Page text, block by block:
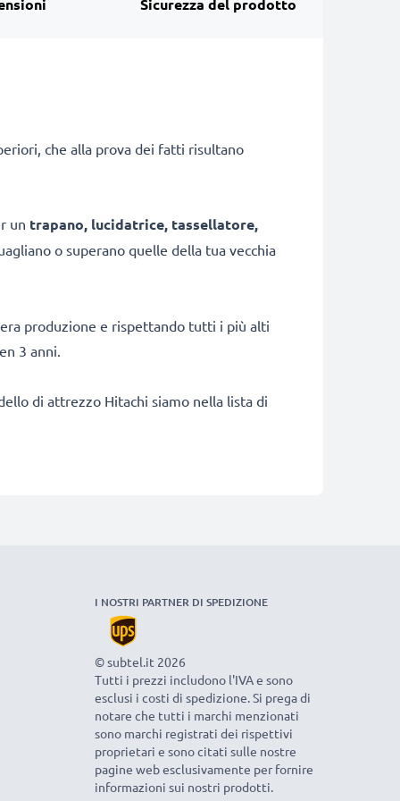
Sicurezza del prodotto
che alla prova dei fatti risultano
un trapano, lucidatrice, tassellatore,
o superano quelle della tua vecchia
produzione e rispettando tutti i più alti
3 anni.
di attrezzo Hitachi siamo nella lista di
I NOSTRI PARTNER DI SPEDIZIONE
© subtel.it 2026
Tutti i prezzi includono l'IVA e sono
esclusi i costi di spedizione. Si prega di
notare che tutti i marchi menzionati
sono marchi registrati dei rispettivi
proprietari e sono citati sulle nostre
pagine web esclusivamente per fornire
informazioni sui nostri prodotti.